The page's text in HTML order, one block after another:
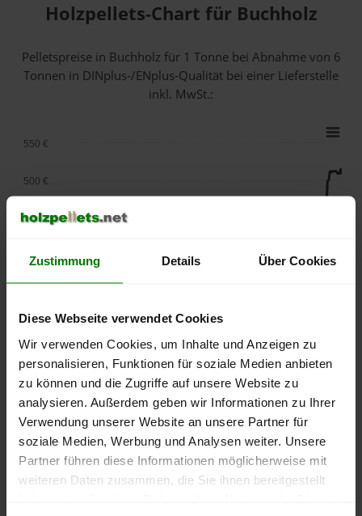
Zustimmung Details Über Cookies
Diese Webseite verwendet Cookies
Wir verwenden Cookies, um Inhalte und Anzeigen zu
personalisieren, Funktionen für soziale Medien anbieten
zu können und die Zugriffe auf unsere Website zu
analysieren. Außerdem geben wir Informationen zu Ihrer
Verwendung unserer Website an unsere Partner für
soziale Medien, Werbung und Analysen weiter. Unsere
Partner führen diese Informationen möglicherweise mit
weiteren Daten zusammen, die Sie ihnen bereitgestellt
Holzpellets-Chart für Buchholz
Pelletspreise in Buchholz für 1 Tonne bei Abnahmevon 6
Tonnen in DINplus-/ENplus-Qualität bei einer Lieferstelle
inkl. MwSt.:
lose Ware
September
2025
Januar
2026
Mai
2026
250 €
400 €
450 €
500 €
550 €
Die aktuelle Preisentwicklung für Holzpellets in Deutschland
können Sie jederzeit auf unsererPelletspreise-Seite
nachvollziehen.